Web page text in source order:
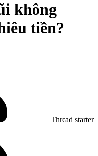
không
tiền?
Thread starter